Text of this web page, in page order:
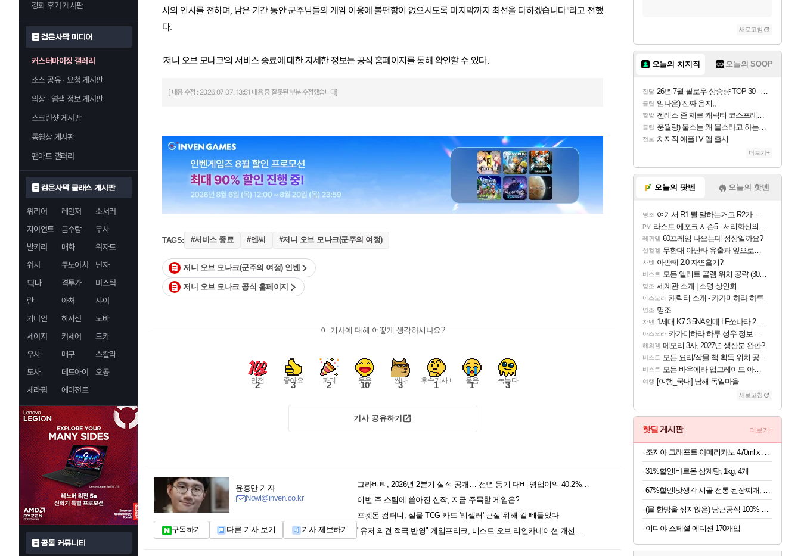
강화 후기 게시판
검은사막 미디어
커스터마이징 갤러리
소스 공유 · 요청 게시판
의상 · 염색 정보 게시판
스크린샷 게시판
동영상 게시판
팬아트 갤러리
검은사막 클래스 게시판
워리어 레인저
소서러
자이언트
금수랑
무사
발키리
매화
위자드
위치
쿠노이치
닌자
닼나
격투가
미스틱
란
아처
샤이
가디언
하사신
노바
세이지
커세어
드카
우사
매구
스칼라
도사
데드아이
오공
세라핌
에이전트
공통 커뮤니티
사의 인사를 전하며, 남은 기간 동안 군주님들의 게임 이용에 불편함이 없으시도록 마지막까지 최선을 다하겠습니다"라고 전했
다.
'저니 오브 모나크'의 서비스 종료에 대한 자세한 정보는 공식 홈페이지를 통해 확인할 수 있다.
[ 내용 수정 : 2026.07.07. 13:51 내용 중 잘못된 부분 수정했습니다]
TAGS: #서비스 종료 #엔씨 #저니 오브 모나크(군주의 여정)
저니 오브 모나크(군주의 여정) 인벤
저니 오브 모나크 공식 홈페이지
이 기사에 대해 어떻게 생각하시나요?
만점
2 좋아요
3 파티
2 웃음
10 씬나
3 후속기사+
1 울음
1 녹는다
3
기사 공유하기
윤홍만 기자
Nowl@inven.co.kr
구독하기 다른 기사 보기 기사 제보하기
이번 주 스팀에 쏟아진 신작, 지금 주목할 게임은?
포켓몬 컴퍼니, 실물 TCG 카드 '리셀러' 근절 위해 칼 빼들었다
새로고침
오늘의 치지직 오늘의 SOOP
잡담 26년 7월 팔로우 상승량 TOP 30 - 월간 치지직
클립 임나은) 진짜 음지;;
짤방 젠레스 존 제로 캐릭터 코스프레한 꽁주
클립 풍월량) 물소는 왜 물소라고 하는거야? 아! 그만 ㅋㅋ
정보 치지직 애플TV 앱 출시
더보기+
오늘의 팟벤 오늘의 핫벤
명조 여기서 R1 뭘 말하는거고 R2가 뭘말하는걸까요?
PV 라스트 에포크 시즌5 - 서리화신의 분노 티저
레퀴엠 60프레임 나오는데 정상일까요?
섭컬겜 무한대 아난타 유출과 앞으로의 예상 (루머)
차벤 아반테 2.0 자연흡기?
비스트 모든 엘리트 골렘 위치 공략 (30개) - 방랑 결투가
명조 세계관 소개 | 소명 상인회
아스오라 캐릭터 소개 - 카가미하라 하루
명조 명조
차벤 1세대 K7 3.5NA인데 LF쏘나타 2.0NA 기변하면 유류비 절약이 얼마나 될까요..?
아스오라 카가미하라 하루 성우 정보 및 주요 필모
해외겜 메모리 3사, 2027년 생산분 완판?
비스트 모든 요리/작물 책 획득 위치 공략 (36개) - 미식가 도전과제
비스트 모든 바우에라 업그레이드 아이템 획득 위치 공략 (89개)
여행 [여행_국내] 남해 독일마을
새로고침
핫딜 게시판 더보기+
31%할인!바르온 삼계탕, 1kg, 4개
이디야 스페셜 에디션 170개입